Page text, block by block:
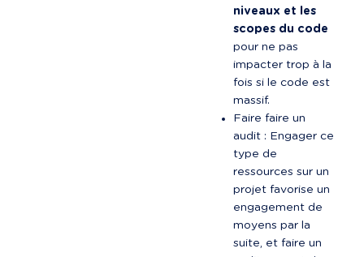
niveaux et les
scopes du code
pour ne pas
impacter trop à la
fois si le code est
massif.
Faire faire un
audit : Engager ce
type de
ressources sur un
projet favorise un
engagement de
moyens par la
suite, et faire un